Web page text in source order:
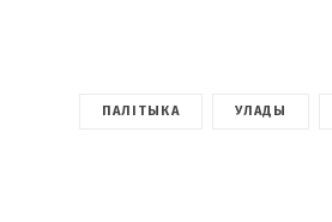
ПАЛІТЫКА УЛАДЫ